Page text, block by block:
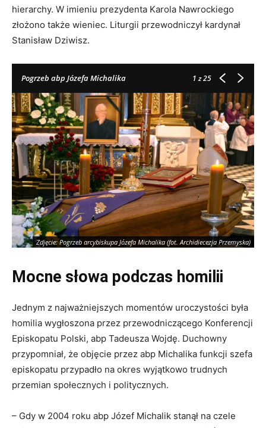
hierarchy. W imieniu prezydenta Karola Nawrockiego
złożono także wieniec. Liturgii przewodniczył kardynał
Stanisław Dziwisz.
Pogrzeb abp Józefa Michalika 1z 25
Zdjęcie: Pogrzeb arcybiskupa Józefa Michalika (fot. Archidiecezja Przemyska)
Mocne słowa podczas homilii
Jednym z najważniejszych momentów uroczystości była
homilia wygłoszona przez przewodniczącego Konferencji
Episkopatu Polski, abp Tadeusza Wojdę. Duchowny
przypomniał, że objęcie przez abp Michalika funkcji szefa
episkopatu przypadło na okres wyjątkowo trudnych
przemian społecznych i politycznych.
– Gdy w 2004 roku abp Józef Michalik stanął na czele